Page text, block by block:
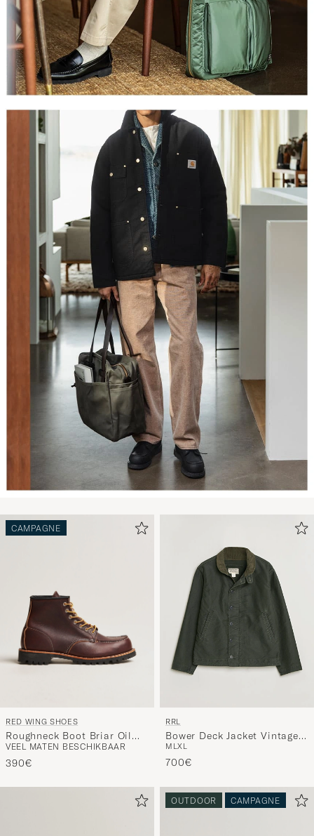
CAMPAGNE
RED WING SHOES
Roughneck Boot Briar Oil
Slick Leather
VEEL MATEN BESCHIKBAAR
390€
RRL
Bower Deck Jacket Vintage
Black
M LXL
700€
OUTDOOR CAMPAGNE